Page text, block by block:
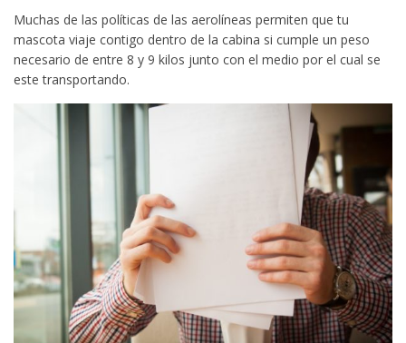
Muchas de las políticas de las aerolíneas permiten que tu
mascota viaje contigo dentro de la cabina si cumple un peso
necesario de entre 8 y 9 kilos junto con el medio por el cual se
este transportando.